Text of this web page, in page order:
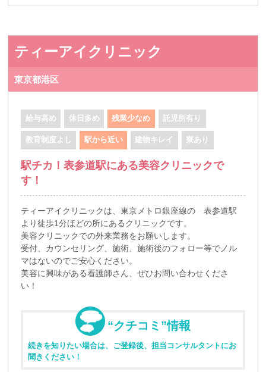
ティーアイクリニック
東京都港区
給与高め 休日多め 残業少なめ 託児所有り
教育制度よし 駅から近い 建物キレイ 寮あり
駅チカ！表参道駅にある美容クリニックで
す！
ティーアイクリニックは、東京メトロ銀座線の 表参道駅
より徒歩1分ほどの所にあるクリニックです。
美容クリニックでの外来業務をお願いします。
受付、カウンセリング、施術、施術後のフォロー等でノル
マはないのでご安心ください。
美容に興味がある看護師さん、ぜひお問い合わせくださ
い！
“クチコミ”情報
続きを知りたい場合は、ご登録後、担当コンサルタントにお
聞きください！